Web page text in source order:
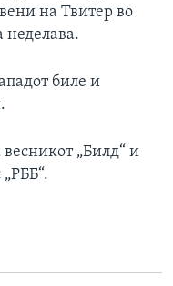
на Твитер во
неделава.
биле и
„Билд“ и